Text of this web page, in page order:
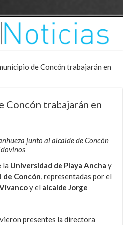
de Concón trabajarán en
Concón trabajarán en
junto al alcalde de Concón
la Universidad de Playa Ancha y
de Concón, representadas por el
y el alcalde Jorge
presentes la directora